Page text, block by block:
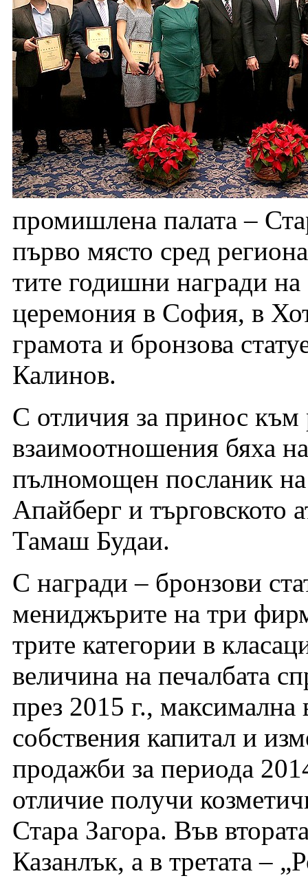
промишлена палата –
първо място сред
тите годишни награди
церемония в София, в
грамота и бронзова
Калинов.
С отличия за принос към
взаимоотношения бяха
пълномощен посланик
Апайберг и търговското
Тамаш Будаи.
С награди – бронзови
мениджърите на три
трите категории в
величина на печалбата
през 2015 г., максимална
собствения капитал и
продажби за периода
отличие получи
Стара Загора. Във
Казанлък, а в третата –